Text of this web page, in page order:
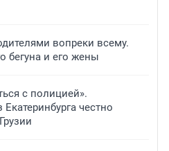
вопреки всему.
бегуна и его жены
с полицией».
честно